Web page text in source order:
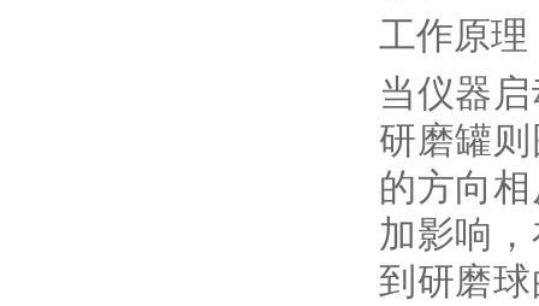
工作原理
当仪器
研磨罐
的方向
加影响
到研磨